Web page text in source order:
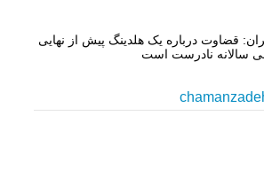
قضاوت درباره یک هلدینگ پیش از نهایی
سالانه نادرست است